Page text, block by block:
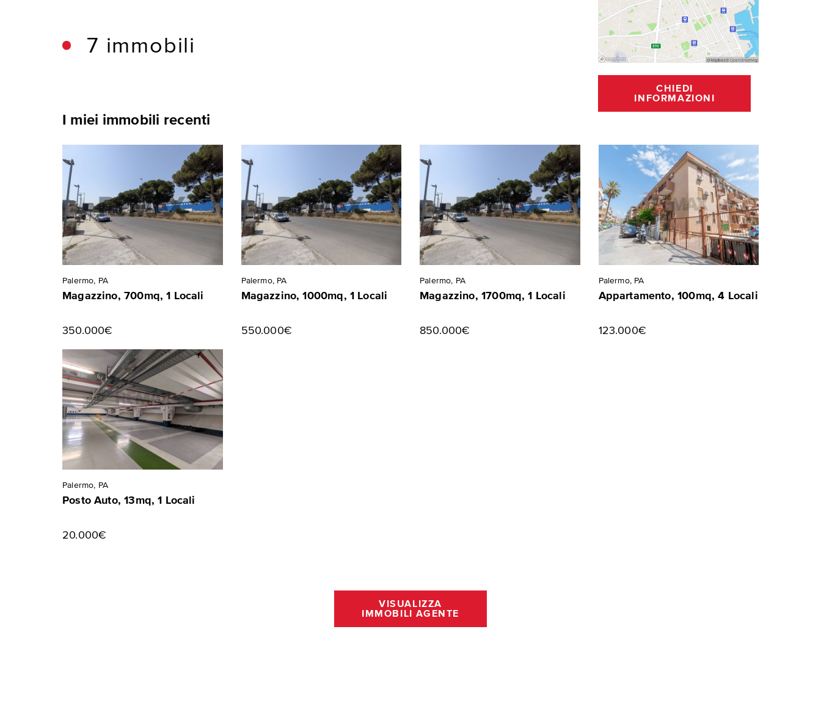
CHIEDI
INFORMAZIONI
7 immobili
I miei immobili recenti
Palermo, PA
Magazzino, 700mq, 1 Locali
350.000€
Palermo, PA
Magazzino, 1000mq, 1 Locali
550.000€
Palermo, PA
Magazzino, 1700mq, 1 Locali
850.000€
Palermo, PA
Appartamento, 100mq, 4 Locali
123.000€
Palermo, PA
Posto Auto, 13mq, 1 Locali
20.000€
VISUALIZZA
IMMOBILI AGENTE